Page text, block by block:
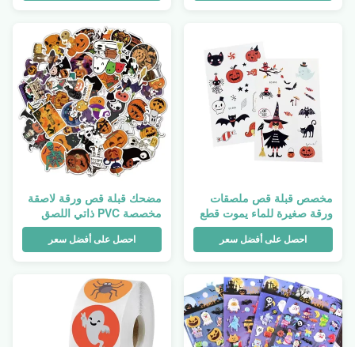
مخصص قبلة قص ملصقات
ورقة صغيرة للماء يموت قطع
ملصقات لفة الكرتون
احصل على أفضل سعر
مضحك قبلة قص ورقة لاصقة
مخصصة PVC ذاتي اللصق
شكل قطع طباعة ملصق
احصل على أفضل سعر